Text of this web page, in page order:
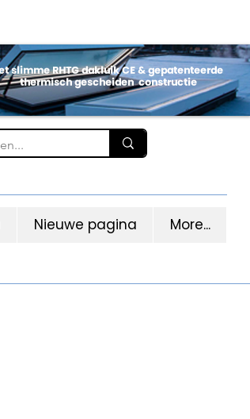
Nieuwe pagina More...